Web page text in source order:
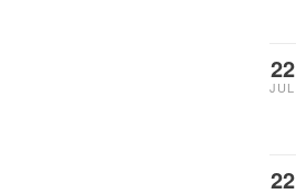
22
JUL
22